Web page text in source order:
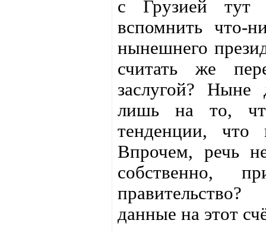
с Грузией тут
вспомнить что-
нынешнего
считать же
заслугой? Ныне
лишь на то,
тенденции, что
Впрочем, речь
собственно,
данные на этот